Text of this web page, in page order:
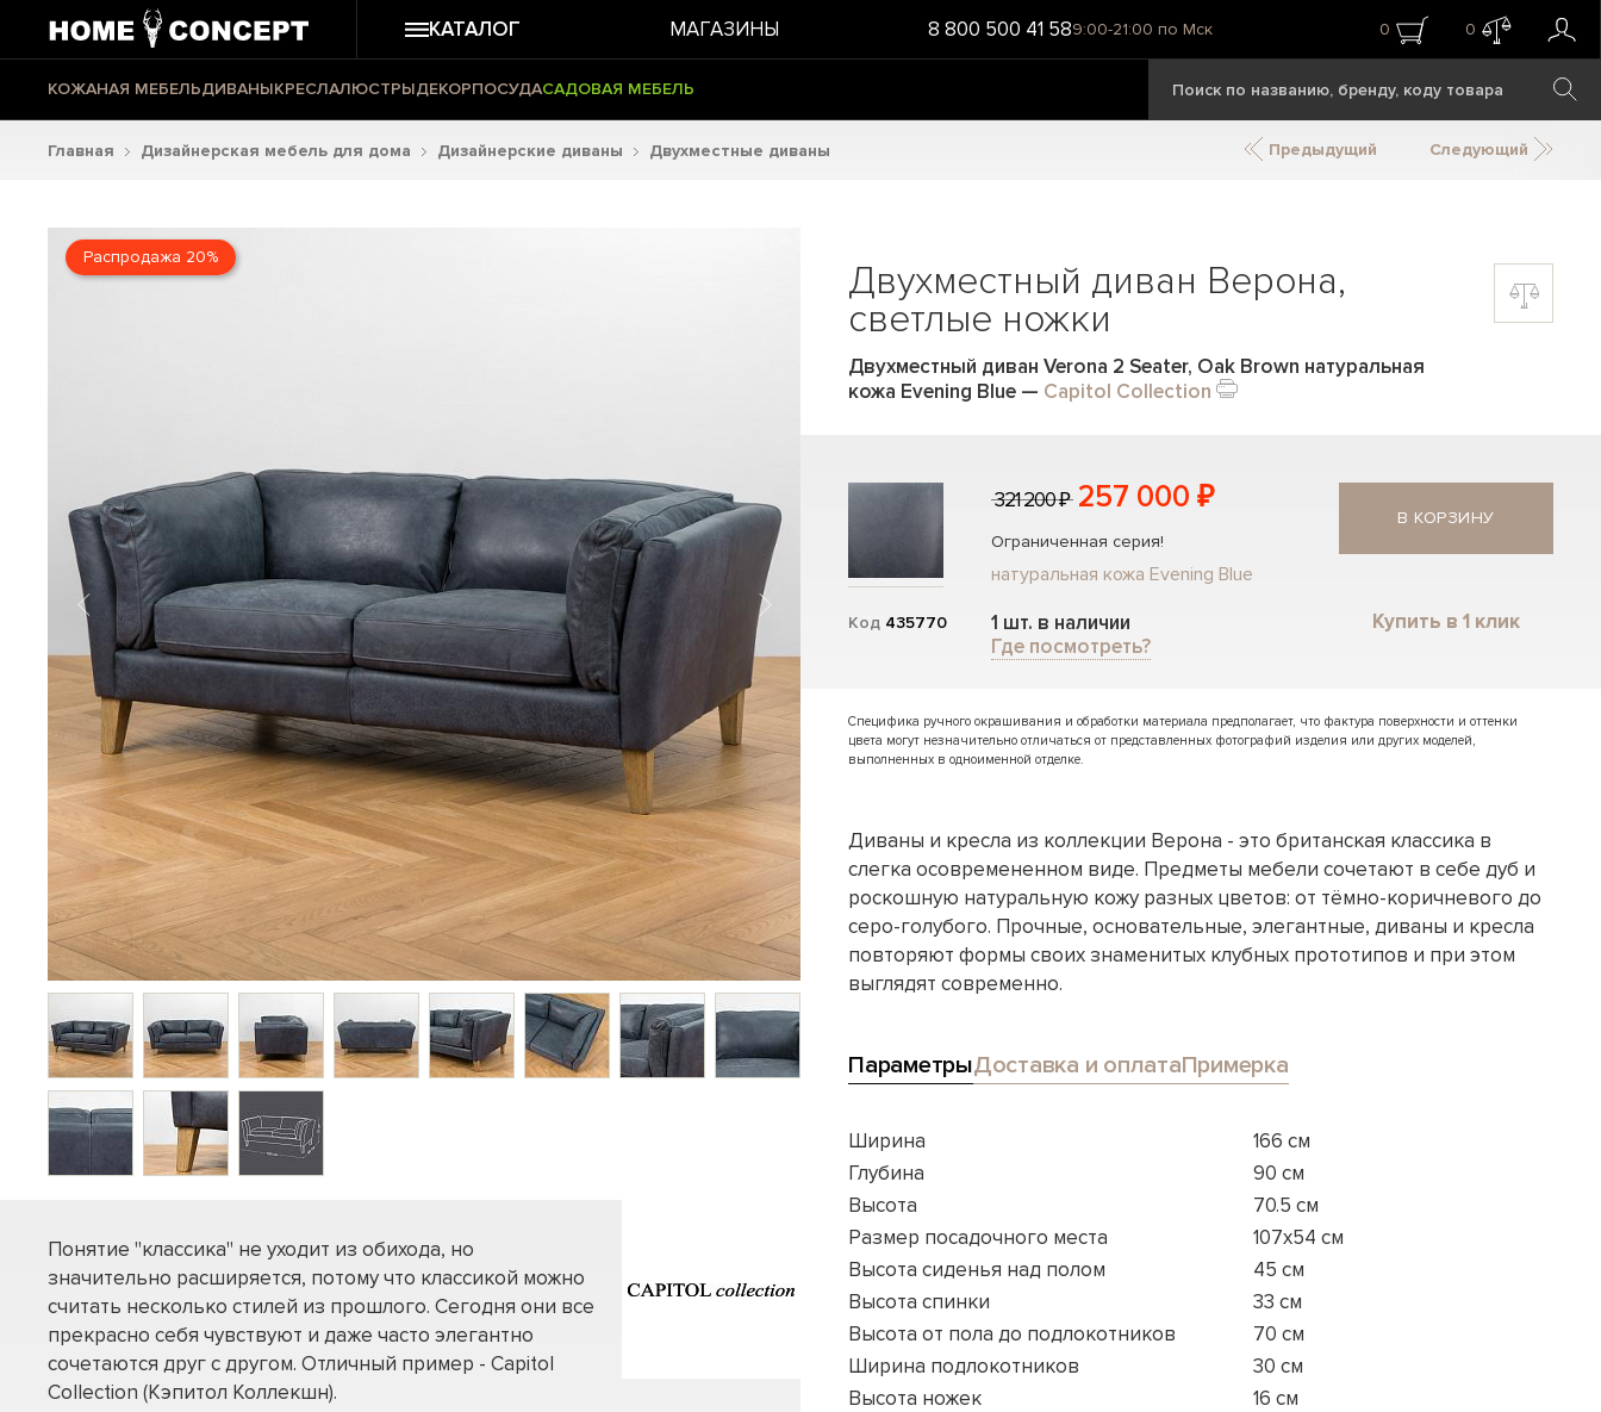
КАТАЛОГ МАГАЗИНЫ 8 800 500 41 589:00-21:00 по Мск 0 0
КОЖАНАЯ МЕБЕЛЬДИВАНЫКРЕСЛАЛЮСТРЫДЕКОРПОСУДАСАДОВАЯ МЕБЕЛЬ
Главная Дизайнерская мебель для дома Дизайнерские диваны Двухместные диваны Предыдущий Следующий
Распродажа 20%
Понятие "классика" не уходит из обихода, но
значительно расширяется, потому что классикой можно
считать несколько стилей из прошлого. Сегодня они все
прекрасно себя чувствуют и даже часто элегантно
сочетаются друг с другом. Отличный пример - Capitol
Collection (Кэпитол Коллекшн).
Двухместный диван Верона,
светлые ножки
Двухместный диван Verona 2 Seater, Oak Brown натуральная
кожа Evening Blue — Capitol Collection
Код 435770
321 200 ₽ 257 000 ₽
Ограниченная серия!
натуральная кожа Evening Blue
1 шт. в наличии
Где посмотреть?
В КОРЗИНУ
Купить в 1 клик
Специфика ручного окрашивания и обработки материала предполагает, что фактура поверхности и оттенки
цвета могут незначительно отличаться от представленных фотографий изделия или других моделей,
выполненных в одноименной отделке.
Диваны и кресла из коллекции Верона - это британская классика в
слегка осовремененном виде. Предметы мебели сочетают в себе дуб и
роскошную натуральную кожу разных цветов: от тёмно-коричневого до
серо-голубого. Прочные, основательные, элегантные, диваны и кресла
повторяют формы своих знаменитых клубных прототипов и при этом
выглядят современно.
ПараметрыДоставка и оплатаПримерка
Ширина
166 см
Глубина
90 см
Высота
70.5 см
Размер посадочного места
107x54 см
Высота сиденья над полом
45 см
Высота спинки
33 см
Высота от пола до подлокотников
70 см
Ширина подлокотников
30 см
Высота ножек
16 см